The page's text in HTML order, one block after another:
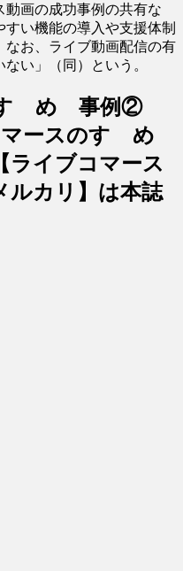
動画の成功事例の共有な
い機能の導入や支援体制
なお、ライブ動画配信の有
い」（同）という。
すゝめ 事例②
マースのすゝめ
イブコマース
カリ】は本誌